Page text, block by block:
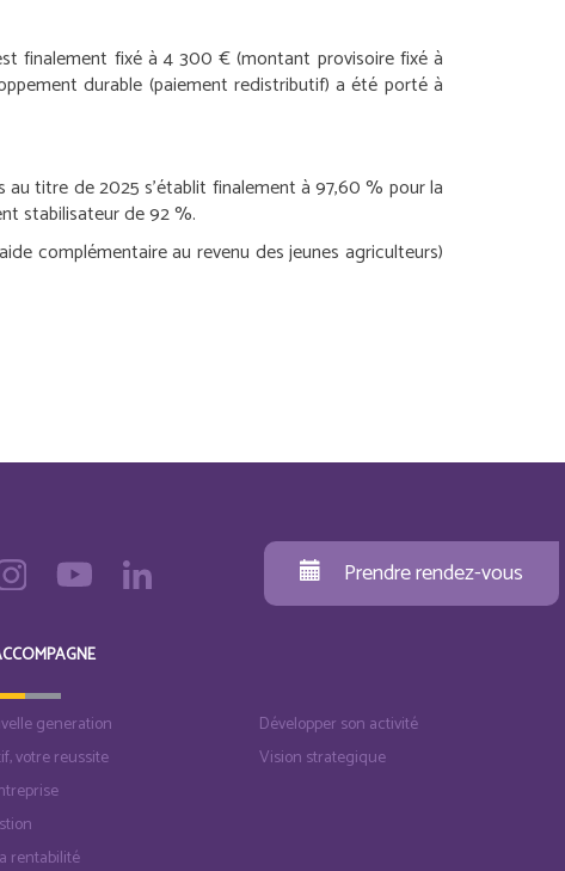
finalement fixé à 4 300 € (montant provisoire fixé à
durable (paiement redistributif) a été porté à
titre de 2025 s’établit finalement à 97,60 % pour la
stabilisateur de 92 %.
complémentaire au revenu des jeunes agriculteurs)
Prendre rendez-vous
generation
votre reussite
rentabilité
Développer son activité
Vision strategique